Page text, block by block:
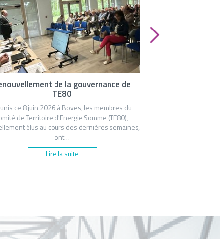
de la gouvernance de
TE80
ce 8 juin 2026 à Boves, les membres du
de Territoire d'Energie Somme (TE80),
élus au cours des dernières semaines,
ont…
Lire la suite